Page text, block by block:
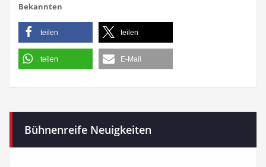
Bekannten
teilen teilen
teilen E-Mail
Bühnenreife Neuigkeiten